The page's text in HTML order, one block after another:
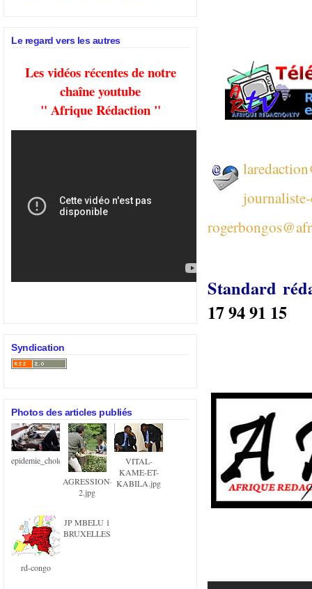
Le regard vers les autres
Les vidéos récentes de notre
chaîne youtube
" Afrique Rédaction "
Syndication
Photos des articles publiés
epidemie_cholera.png
AGRESSION-
2.jpg
VITAL-
KAME-ET-
KABILA.jpg
rd-congo
JP MBELU 1
BRUXELLES
Standard
17 94 91 15